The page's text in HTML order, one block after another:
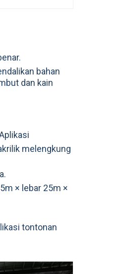
bahan
dan kain
melengkung
× lebar 25m ×
tontonan